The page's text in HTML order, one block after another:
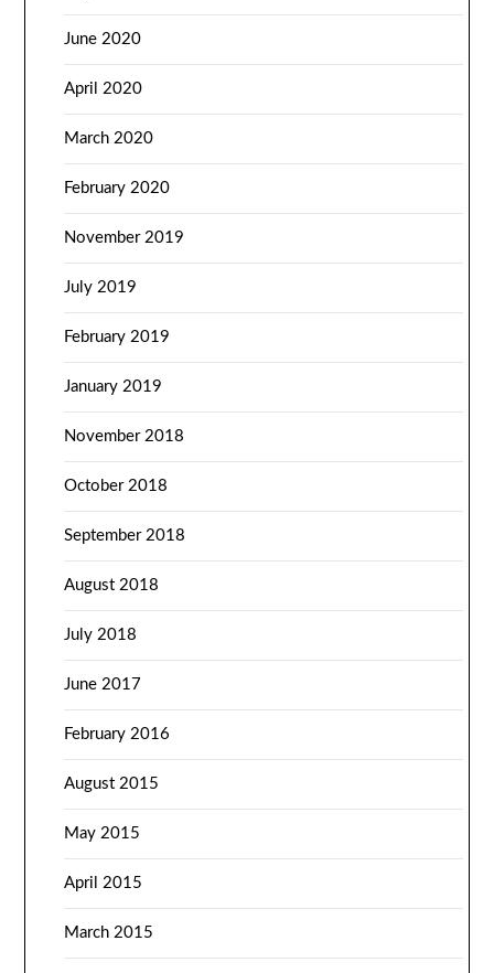
June 2020
April 2020
March 2020
February 2020
November 2019
July 2019
February 2019
January 2019
November 2018
October 2018
September 2018
August 2018
July 2018
June 2017
February 2016
August 2015
May 2015
April 2015
March 2015